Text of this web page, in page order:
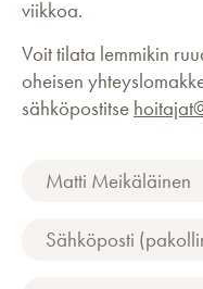
viikkoa.
Voit tilata lemmikin
oheisen
sähköpostitse